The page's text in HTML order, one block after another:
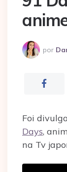
por
por
Foi
Days,
na Tv